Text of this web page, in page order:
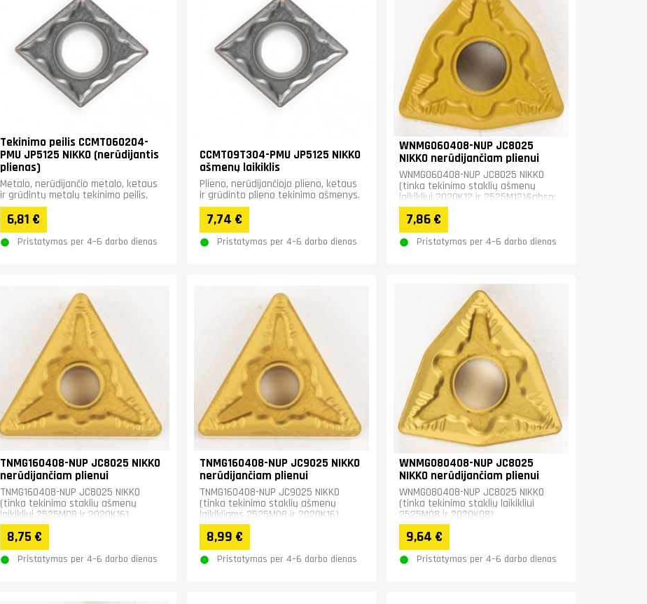
Tekinimo peilis CCMT060204-
PMU JP5125 NIKKO (nerūdijantis
plienas)
Metalo, nerūdijančio metalo, ketaus
ir grūdintų metalų tekinimo peilis.
6,81 €
Pristatymas per 4–6 darbo dienas
CCMT09T304-PMU JP5125 NIKKO
ašmenų laikiklis
Plieno, nerūdijančiojo plieno, ketaus
ir grūdinto plieno tekinimo ašmenys.
7,74 €
Pristatymas per 4–6 darbo dienas
WNMG060408-NUP JC8025
NIKKO nerūdijančiam plienui
WNMG060408-NUP JC8025 NIKKO
(tinka tekinimo staklių ašmenų
laikikliui 2020K12 ir 2525M12)&nbsp;
7,86 €
Pristatymas per 4–6 darbo dienas
TNMG160408-NUP JC8025 NIKKO
nerūdijančiam plienui
TNMG160408-NUP JC8025 NIKKO
(tinka tekinimo staklių ašmenų
laikikliui 2525M08 ir 2020K16)
8,75 €
Pristatymas per 4–6 darbo dienas
TNMG160408-NUP JC9025 NIKKO
nerūdijančiam plienui
TNMG160408-NUP JC9025 NIKKO
(tinka tekinimo staklių ašmenų
laikikliams 2525M08 ir 2020K16).
Nerūdijančiam plienui.&nbsp;
8,99 €
Pristatymas per 4–6 darbo dienas
WNMG080408-NUP JC8025
NIKKO nerūdijančiam plienui
WNMG080408-NUP JC8025 NIKKO
(tinka tekinimo staklių laikikliui
2525M08 ir 2020K08)
9,64 €
Pristatymas per 4–6 darbo dienas